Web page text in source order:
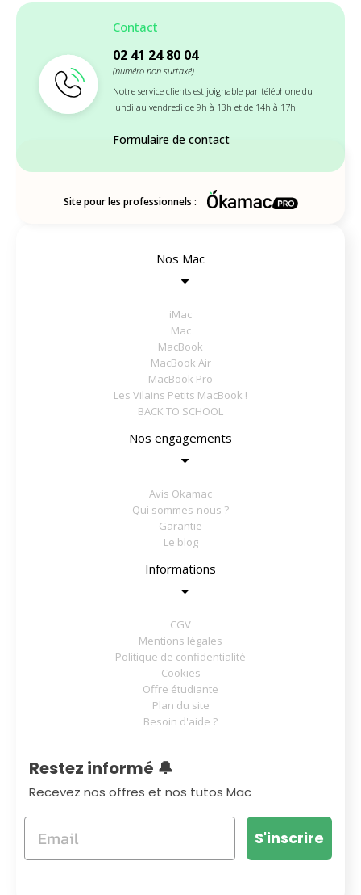
Contact
02 41 24 80 04
(numéro non surtaxé)
Notre service clients est joignable par téléphone du
lundi au vendredi de 9h à 13h et de 14h à 17h
Formulaire de contact
Site pour les professionnels :
Nos Mac
iMac
Mac
MacBook
MacBook Air
MacBook Pro
Les Vilains Petits MacBook !
BACK TO SCHOOL
Nos engagements
Avis Okamac
Qui sommes-nous ?
Garantie
Le blog
Informations
CGV
Mentions légales
Politique de confidentialité
Cookies
Offre étudiante
Plan du site
Besoin d'aide ?
Restez informé 🔔
Recevez nos offres et nos tutos Mac
S'inscrire